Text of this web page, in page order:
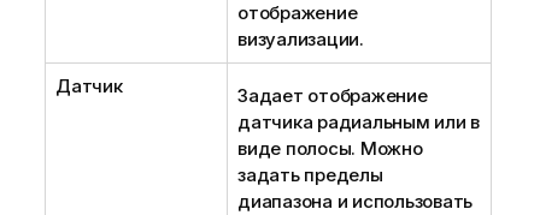
отображение
визуализации.
Датчик
Задает отображение
датчика радиальным или в
виде полосы. Можно
задать пределы
диапазона и использовать